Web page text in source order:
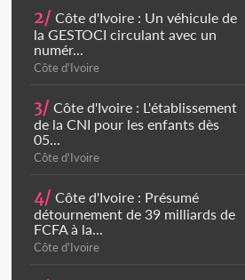
2/ Côte d'Ivoire : Un véhicule de
la GESTOCI circulant avec un
numér...
Côte d'Ivoire
3/ Côte d'Ivoire : L'établissement
de la CNI pour les enfants dès
05...
Côte d'Ivoire
4/ Côte d'Ivoire : Présumé
détournement de 39 milliards de
FCFA à la...
Côte d'Ivoire